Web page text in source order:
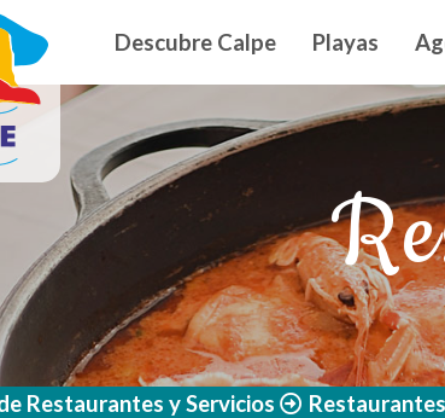
Navegación
Descubre Calpe Playas
Restaurantes y Servicios Restaurantes